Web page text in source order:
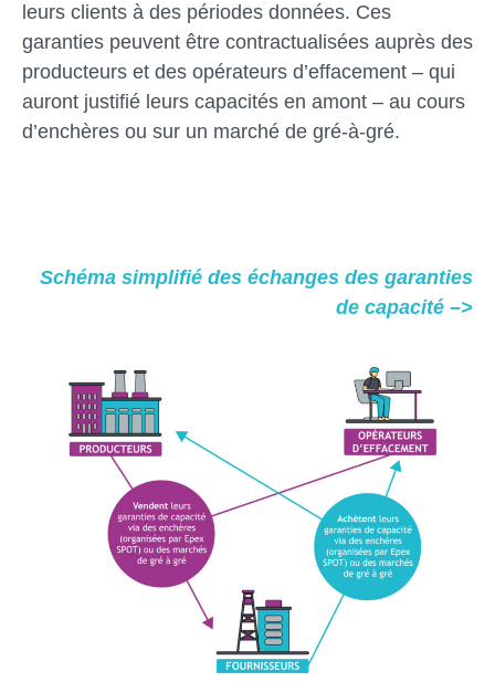
leurs clients à des périodes données. Ces
garanties peuvent être contractualisées auprès des
producteurs et des opérateurs d’effacement – qui
auront justifié leurs capacités en amont – au cours
d’enchères ou sur un marché de gré-à-gré.
Schéma simplifié des échanges des garanties
de capacité –>